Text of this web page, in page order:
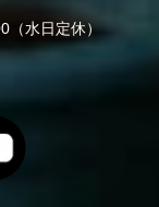
（水日定休）